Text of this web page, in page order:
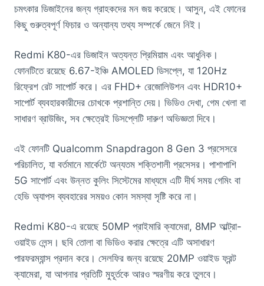
চমৎকার ডিজাইনের জন্য গ্রাহকদের মন জয় করেছে। আসুন, এই ফোনের
কিছু গুরুত্বপূর্ণ ফিচার ও অন্যান্য তথ্য সম্পর্কে জেনে নিই।
Redmi K80-এর ডিজাইন অত্যন্ত প্রিমিয়াম এবং আধুনিক।
ফোনটিতে রয়েছে 6.67-ইঞ্চি AMOLED ডিসপ্লে, যা 120Hz
রিফ্রেশ রেট সাপোর্ট করে। এর FHD+ রেজোলিউশন এবং HDR10+
সাপোর্ট ব্যবহারকারীদের চোখকে প্রশান্তি দেয়। ভিডিও দেখা, গেম খেলা বা
সাধারণ ব্রাউজিং, সব ক্ষেত্রেই ডিসপ্লেটি দারুণ অভিজ্ঞতা দিবে।
এই ফোনটি Qualcomm Snapdragon 8 Gen 3 প্রসেসরে
পরিচালিত, যা বর্তমানে মার্কেটে অন্যতম শক্তিশালী প্রসেসর। পাশাপাশি
5G সাপোর্ট এবং উন্নত কুলিং সিস্টেমের মাধ্যমে এটি দীর্ঘ সময় গেমিং বা
হেভি অ্যাপস ব্যবহারের সময়ও কোন সমস্যা সৃষ্টি করে না।
Redmi K80-এ রয়েছে 50MP প্রাইমারি ক্যামেরা, 8MP আল্ট্রা-
ওয়াইড লেন্স। ছবি তোলা বা ভিডিও করার ক্ষেত্রে এটি অসাধারণ
পারফরম্যান্স প্রদান করে। সেলফির জন্য রয়েছে 20MP ওয়াইড ফ্রন্ট
ক্যামেরা, যা আপনার প্রতিটি মুহূর্তকে আরও স্মরণীয় করে তুলবে।